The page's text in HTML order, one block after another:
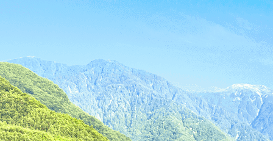
ス
が
た
つ
映